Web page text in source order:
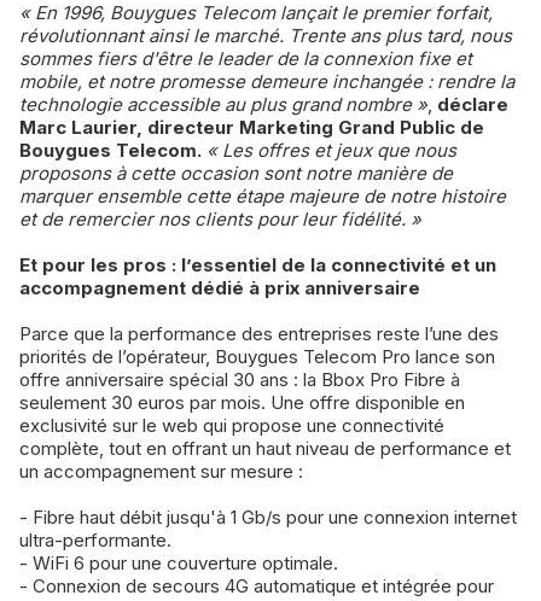
« En 1996, Bouygues Telecom lançait le premier forfait,
révolutionnant ainsi le marché. Trente ans plus tard, nous
sommes fiers d'être le leader de la connexion fixe et
mobile, et notre promesse demeure inchangée : rendre la
technologie accessible au plus grand nombre », déclare
Marc Laurier, directeur Marketing Grand Public de
Bouygues Telecom. « Les offres et jeux que nous
proposons à cette occasion sont notre manière de
marquer ensemble cette étape majeure de notre histoire
et de remercier nos clients pour leur fidélité. »
Et pour les pros : l’essentiel de la connectivité et un
accompagnement dédié à prix anniversaire
Parce que la performance des entreprises reste l’une des
priorités de l’opérateur, Bouygues Telecom Pro lance son
offre anniversaire spécial 30 ans : la Bbox Pro Fibre à
seulement 30 euros par mois. Une offre disponible en
exclusivité sur le web qui propose une connectivité
complète, tout en offrant un haut niveau de performance et
un accompagnement sur mesure :
- Fibre haut débit jusqu'à 1 Gb/s pour une connexion internet
ultra-performante.
- WiFi 6 pour une couverture optimale.
- Connexion de secours 4G automatique et intégrée pour